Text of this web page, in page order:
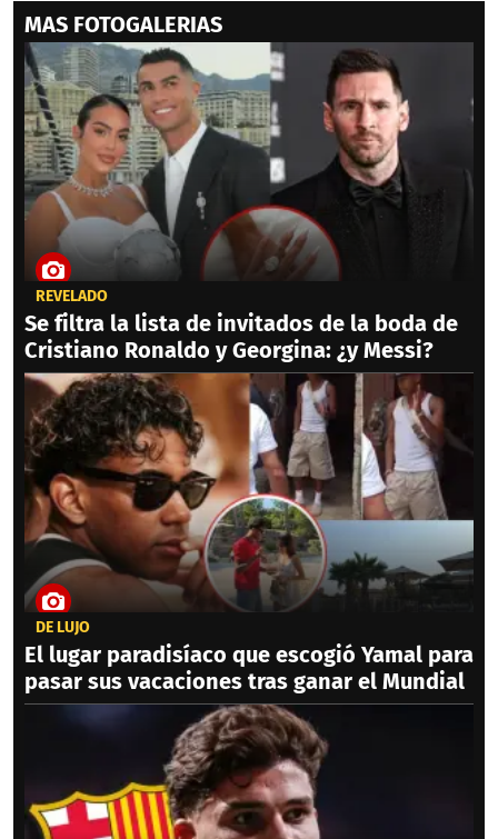
MAS FOTOGALERIAS
REVELADO
Se filtra la lista de invitados de la boda de
Cristiano Ronaldo y Georgina: ¿y Messi?
DE LUJO
El lugar paradisíaco que escogió Yamal para
pasar sus vacaciones tras ganar el Mundial